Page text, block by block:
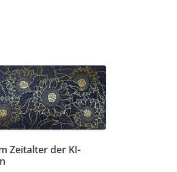
Zeitalter der KI-